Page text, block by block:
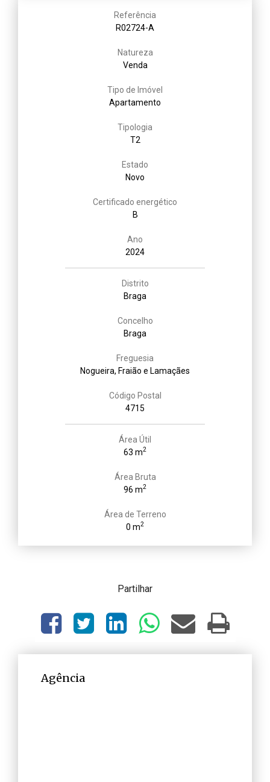
Referência
R02724-A
Natureza
Venda
Tipo de Imóvel
Apartamento
Tipologia
T2
Estado
Novo
Certificado energético
B
Ano
2024
Distrito
Braga
Concelho
Braga
Freguesia
Nogueira, Fraião e Lamaçães
Código Postal
4715
Área Útil
63 m2
Área Bruta
96 m2
Área de Terreno
0 m2
Partilhar
Agência